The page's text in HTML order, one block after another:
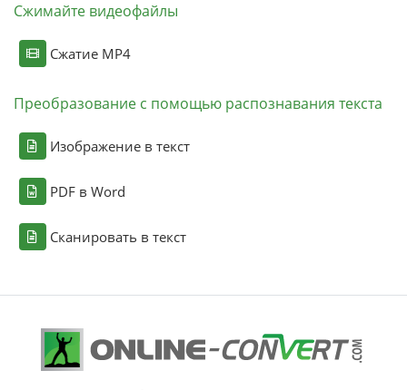
Сжимайте видеофайлы
Сжатие MP4
Преобразование с помощью распознавания текста
Изображение в текст
PDF в Word
Сканировать в текст